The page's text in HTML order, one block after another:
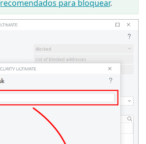
recomendados para bloquear.